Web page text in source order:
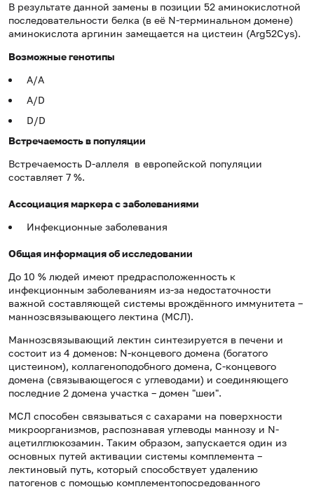
В результате данной замены в позиции 52 аминокислотной
последовательности белка (в её N-терминальном домене)
аминокислота аргинин замещается на цистеин (Arg52Cys).
Возможные генотипы
А/А
А/D
D/D
Встречаемость в популяции
Встречаемость D-аллеля в европейской популяции
составляет 7 %.
Ассоциация маркера с заболеваниями
Инфекционные заболевания
Общая информация об исследовании
До 10 % людей имеют предрасположенность к
инфекционным заболеваниям из-за недостаточности
важной составляющей системы врождённого иммунитета –
маннозсвязывающего лектина (МСЛ).
Маннозсвязывающий лектин синтезируется в печени и
состоит из 4 доменов: N-концевого домена (богатого
цистеином), коллагеноподобного домена, С-концевого
домена (связывающегося с углеводами) и соединяющего
последние 2 домена участка – домен "шеи".
МСЛ способен связываться с сахарами на поверхности
микроорганизмов, распознавая углеводы маннозу и N-
ацетилглюкозамин. Таким образом, запускается один из
основных путей активации системы комплемента –
лектиновый путь, который способствует удалению
патогенов с помощью комплементопосредованного